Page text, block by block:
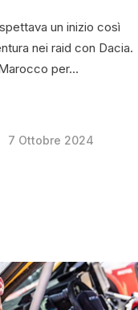
un inizio così
nei raid con Dacia.
per…
7 Ottobre 2024